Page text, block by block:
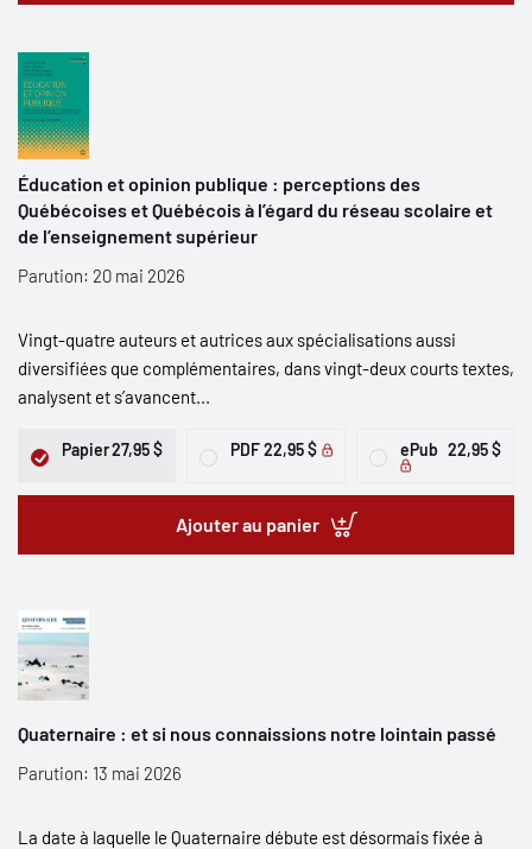
Éducation et opinion publique : perceptions des
Québécoises et Québécois à l’égard du réseau scolaire et
de l’enseignement supérieur
Parution: 20 mai 2026
Vingt-quatre auteurs et autrices aux spécialisations aussi
diversifiées que complémentaires, dans vingt-deux courts textes,
analysent et s’avancent...
Papier27,95 $ PDF 22,95 $ ePub 22,95 $
Ajouter au panier
Quaternaire : et si nous connaissions notre lointain passé
Parution: 13 mai 2026
La date à laquelle le Quaternaire débute est désormais fixée à